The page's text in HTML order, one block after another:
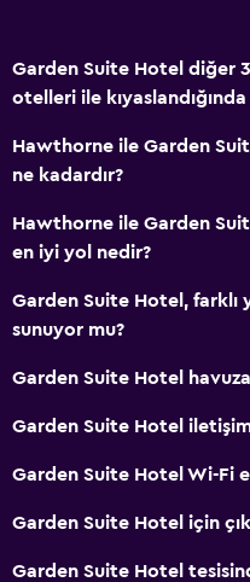
Garden Suite Hotel diğer 3
otelleri ile kıyaslandığında
Hawthorne ile Garden
ne kadardır?
Hawthorne ile Garden
en iyi yol nedir?
Garden Suite Hotel,
sunuyor mu?
Garden Suite Hotel
Garden Suite Hotel
Garden Suite Hotel Wi-Fi
Garden Suite Hotel için
Garden Suite Hotel